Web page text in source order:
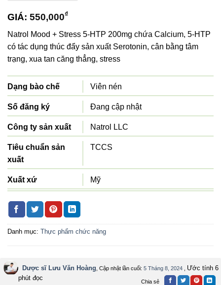
GIÁ: 550,000₫
Natrol Mood + Stress 5-HTP 200mg chứa Calcium, 5-HTP
có tác dụng thúc đẩy sản xuất Serotonin, cân bằng tâm
trạng, xua tan căng thẳng, stress
Dạng bào chế Viên nén
Số đăng ký Đang cập nhật
Công ty sản xuất Natrol LLC
Tiêu chuẩn sản
xuất
TCCS
Xuất xứ Mỹ
Quy cách đóng gói
Danh mục: Thực phẩm chức năng
Dược sĩ Lưu Văn Hoàng , Cập nhật lần cuối: 5 Tháng 8, 2024
Ước tính 6
phút đọc
Chia sẻ